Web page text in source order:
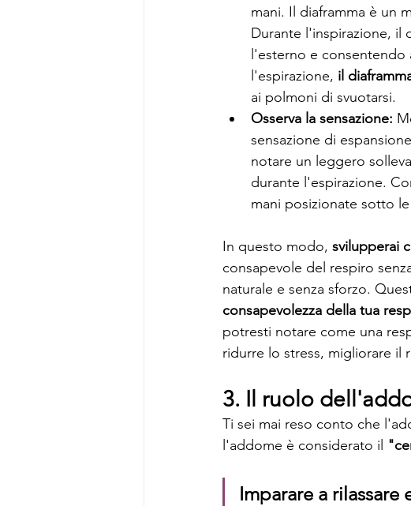
mani. Il diaframma è un
Durante l'inspirazione, il
l'esterno e
l'espirazione, il
ai polmoni di svuotarsi.
Osserva la sensazione:
sensazione di
notare un leggero
durante l'espirazione.
mani posizionate sotto
In questo modo, svilupperai
consapevole del respiro
naturale e senza sforzo.
consapevolezza della tua
potresti notare come una
ridurre lo stress, migliorare il
3. Il ruolo
Ti sei mai reso conto che
l'addome è considerato il
Imparare a